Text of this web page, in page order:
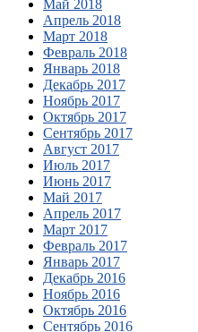
Май 2018
Апрель 2018
Март 2018
Февраль 2018
Январь 2018
Декабрь 2017
Ноябрь 2017
Октябрь 2017
Сентябрь 2017
Август 2017
Июль 2017
Июнь 2017
Май 2017
Апрель 2017
Март 2017
Февраль 2017
Январь 2017
Декабрь 2016
Ноябрь 2016
Октябрь 2016
Сентябрь 2016